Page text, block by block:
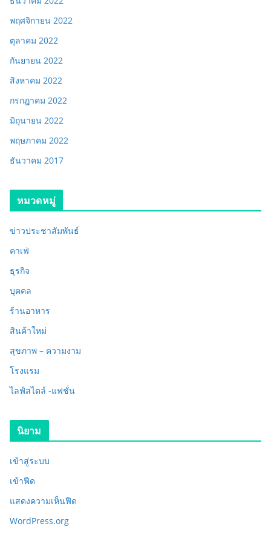
พฤศจิกายน 2022
ตุลาคม 2022
กันยายน 2022
สิงหาคม 2022
กรกฎาคม 2022
มิถุนายน 2022
พฤษภาคม 2022
ธันวาคม 2017
หมวดหมู่
ข่าวประชาสัมพันธ์
คาเฟ่
ธุรกิจ
บุคคล
ร้านอาหาร
สินค้าใหม่
สุขภาพ – ความงาม
โรงแรม
ไลฟ์สไตล์ -แฟชั่น
นิยาม
เข้าสู่ระบบ
เข้าฟีด
แสดงความเห็นฟีด
WordPress.org